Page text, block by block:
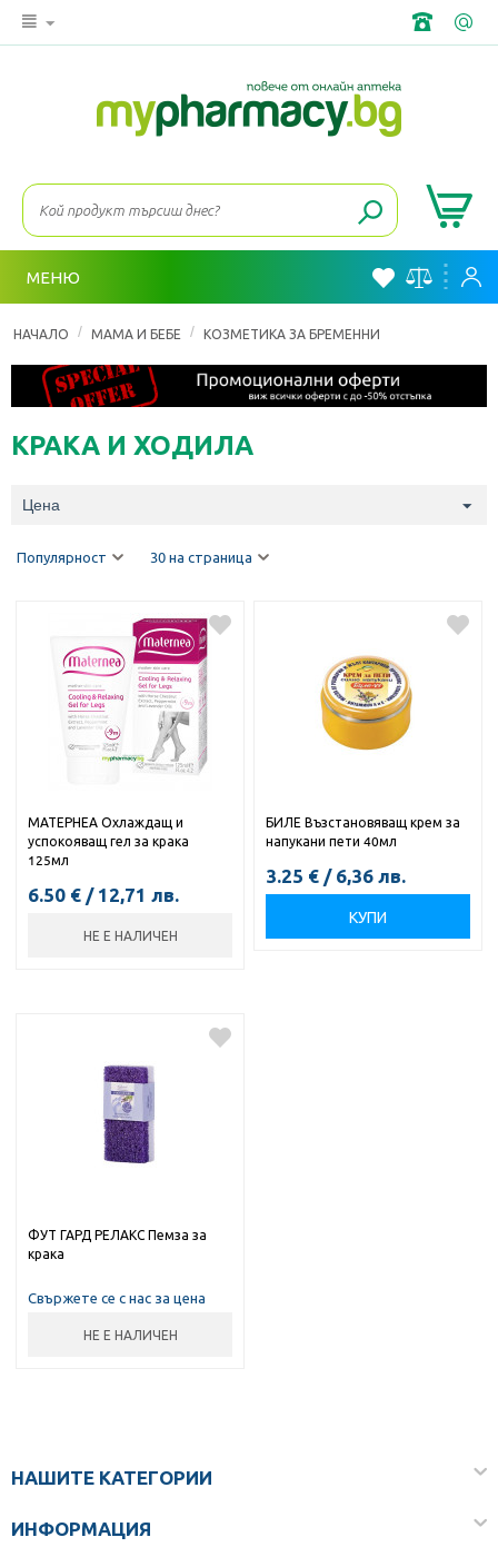
МЕНЮ
НАЧАЛО / МАМА И БЕБЕ / КОЗМЕТИКА ЗА БРЕМЕННИ
КРАКА И ХОДИЛА
Цена
Популярност 30 на страница
МАТЕРНЕА Охлаждащ и
успокояващ гел за крака
125мл
6.50 € / 12,71 лв.
НЕ Е НАЛИЧЕН
БИЛЕ Възстановяващ крем за
напукани пети 40мл
3.25 € / 6,36 лв.
КУПИ
ФУТ ГАРД РЕЛАКС Пемза за
крака
Свържете се с нас за цена
НЕ Е НАЛИЧЕН
НАШИТЕ КАТЕГОРИИ
ИНФОРМАЦИЯ